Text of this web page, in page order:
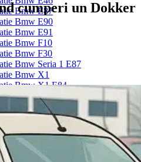
Bmw E87
Bmw E90
Bmw E91
Bmw F10
Bmw F30
Bmw Seria 1 E87
Bmw X1
Bmw X1 E84
BMW X3
BMW X3 E83
BMW X3 f25
Dacia Logan 1 (2004–2012)
Dacia Logan 2 (2012–2020)
Dacia Logan 3 (2020–Prezent)
cumperi un Dokker